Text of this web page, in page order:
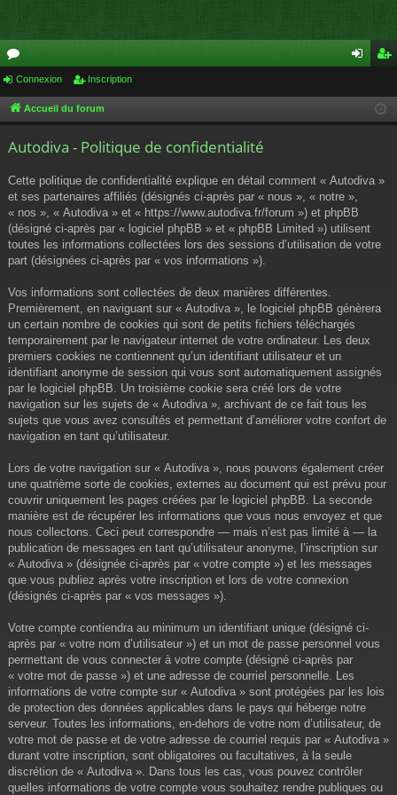
or
u cri
Connexion Inscription
Accueil du forum
Autodiva - Politique de confidentialité
Cette politique de confidentialité explique en détail comment « Autodiva »
et ses partenaires affiliés (désignés ci-après par « nous », « notre »,
« nos », « Autodiva » et « https://www.autodiva.fr/forum ») et phpBB
(désigné ci-après par « logiciel phpBB » et « phpBB Limited ») utilisent
toutes les informations collectées lors des sessions d’utilisation de votre
part (désignées ci-après par « vos informations »).
Vos informations sont collectées de deux manières différentes.
Premièrement, en naviguant sur « Autodiva », le logiciel phpBB génèrera
un certain nombre de cookies qui sont de petits fichiers téléchargés
temporairement par le navigateur internet de votre ordinateur. Les deux
premiers cookies ne contiennent qu’un identifiant utilisateur et un
identifiant anonyme de session qui vous sont automatiquement assignés
par le logiciel phpBB. Un troisième cookie sera créé lors de votre
navigation sur les sujets de « Autodiva », archivant de ce fait tous les
sujets que vous avez consultés et permettant d’améliorer votre confort de
navigation en tant qu’utilisateur.
Lors de votre navigation sur « Autodiva », nous pouvons également créer
une quatrième sorte de cookies, externes au document qui est prévu pour
couvrir uniquement les pages créées par le logiciel phpBB. La seconde
manière est de récupérer les informations que vous nous envoyez et que
nous collectons. Ceci peut correspondre — mais n’est pas limité à — la
publication de messages en tant qu’utilisateur anonyme, l’inscription sur
« Autodiva » (désignée ci-après par « votre compte ») et les messages
que vous publiez après votre inscription et lors de votre connexion
(désignés ci-après par « vos messages »).
Votre compte contiendra au minimum un identifiant unique (désigné ci-
après par « votre nom d’utilisateur ») et un mot de passe personnel vous
permettant de vous connecter à votre compte (désigné ci-après par
« votre mot de passe ») et une adresse de courriel personnelle. Les
informations de votre compte sur « Autodiva » sont protégées par les lois
de protection des données applicables dans le pays qui héberge notre
serveur. Toutes les informations, en-dehors de votre nom d’utilisateur, de
votre mot de passe et de votre adresse de courriel requis par « Autodiva »
durant votre inscription, sont obligatoires ou facultatives, à la seule
discrétion de « Autodiva ». Dans tous les cas, vous pouvez contrôler
quelles informations de votre compte vous souhaitez rendre publiques ou